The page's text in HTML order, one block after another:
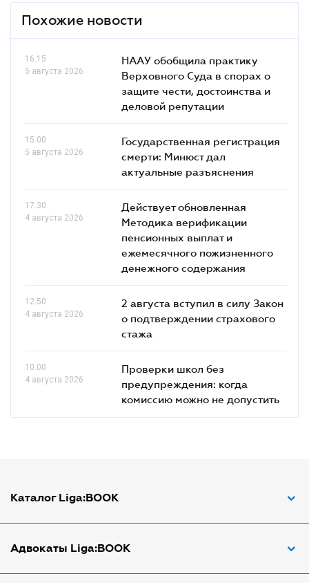
Похожие новости
16.15
5 августа 2026
НААУ обобщила практику
Верховного Суда в спорах о
защите чести, достоинства и
деловой репутации
15.00
5 августа 2026
Государственная регистрация
смерти: Минюст дал
актуальные разъяснения
17.30
4 августа 2026
Действует обновленная
Методика верификации
пенсионных выплат и
ежемесячного пожизненного
денежного содержания
12.50
4 августа 2026
2 августа вступил в силу Закон
о подтверждении страхового
стажа
10.00
4 августа 2026
Проверки школ без
предупреждения: когда
комиссию можно не допустить
Каталог Liga:BOOK
Адвокат по трудовым спорам
Адвокаты Liga:BOOK